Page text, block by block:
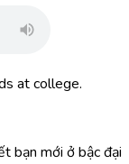
at college.
bạn mới ở bậc đại